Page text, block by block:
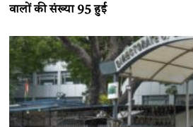
वालों की संख्या 95 हुई